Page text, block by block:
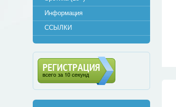
Информация
ССЫЛКИ
Регистрация (всего за 10